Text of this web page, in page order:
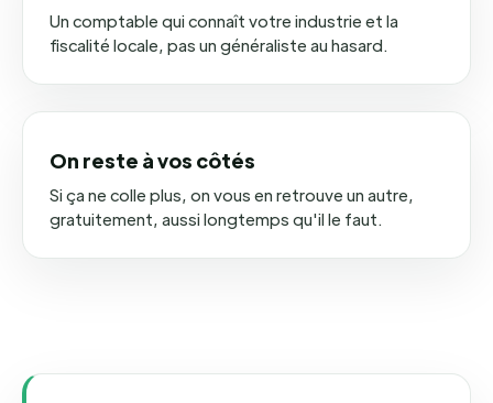
Un comptable qui connaît votre industrie et la
fiscalité locale, pas un généraliste au hasard.
On reste à vos côtés
Si ça ne colle plus, on vous en retrouve un autre,
gratuitement, aussi longtemps qu'il le faut.